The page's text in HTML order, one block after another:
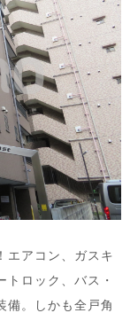
エアコン、ガスキ
トロック、バス・
備。しかも全戸角